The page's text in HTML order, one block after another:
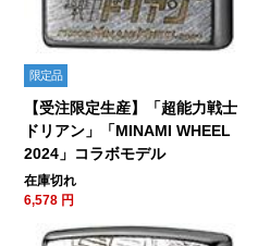
限定品
【受注限定生産】「超能力戦士
ドリアン」「MINAMI WHEEL
2024」コラボモデル
在庫切れ
6,578 円